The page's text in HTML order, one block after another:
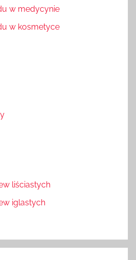
w medycynie
w kosmetyce
liściastych
iglastych